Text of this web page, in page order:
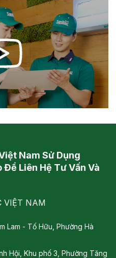
Nam Sử Dụng
Liên Hệ Tư Vấn Và
VIỆT NAM
Lam - Tố Hữu, Phường Hà
Hội, Khu phố 3, Phường Tăng